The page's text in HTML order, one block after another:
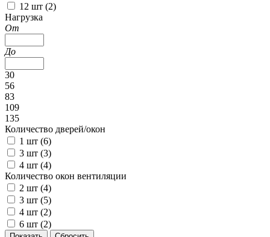
12 шт (2)
Нагрузка
От
До
30
56
83
109
135
Количество дверей/окон
1 шт (6)
3 шт (3)
4 шт (4)
Количество окон вентиляции
2 шт (4)
3 шт (5)
4 шт (2)
6 шт (2)